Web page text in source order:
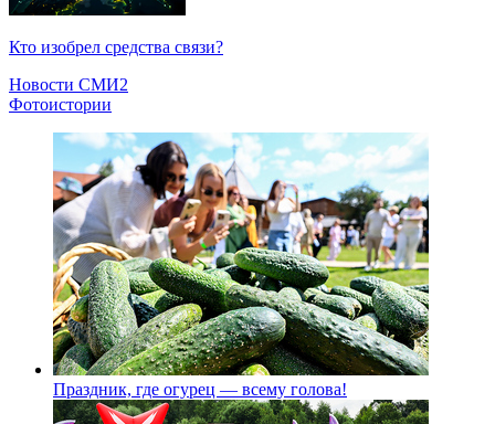
Кто изобрел средства связи?
Новости СМИ2
Фотоистории
Праздник, где огурец — всему голова!